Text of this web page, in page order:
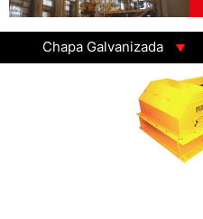
Chapa Galvanizada
GAMA 3 - Cuadrados